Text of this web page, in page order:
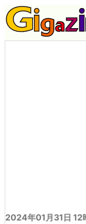
2024年01月31日 12